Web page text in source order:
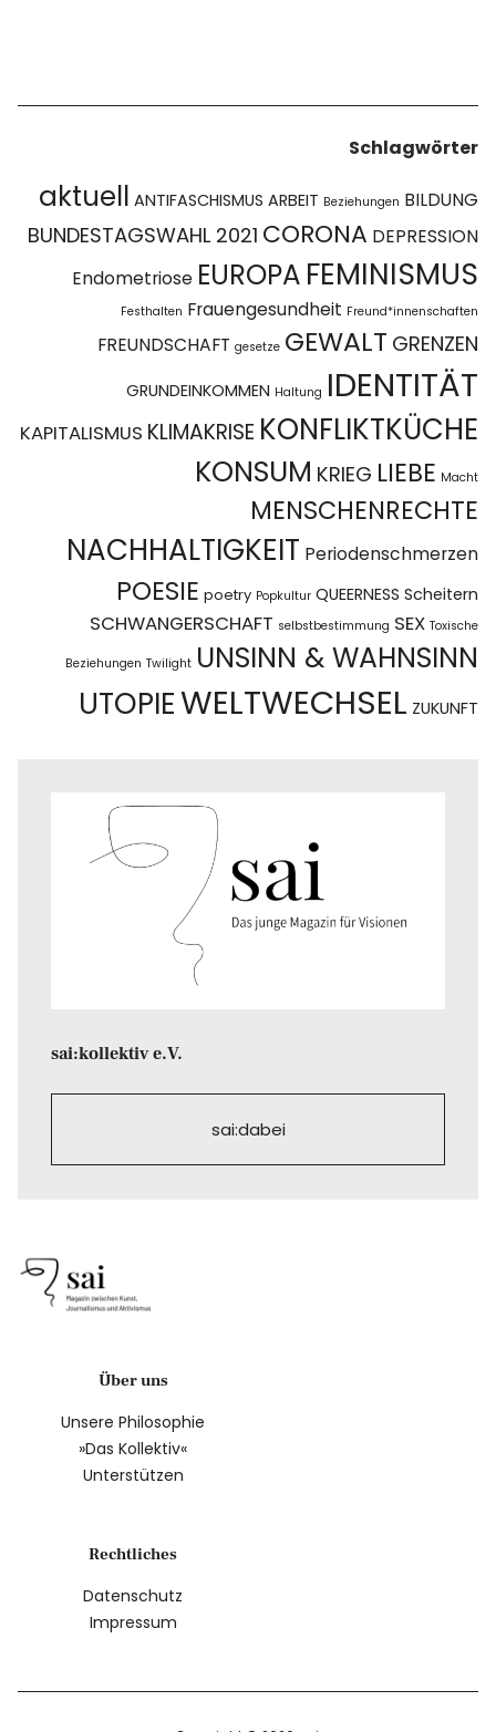
Schlagwörter
aktuell ANTIFASCHISMUS ARBEIT Beziehungen BILDUNG
BUNDESTAGSWAHL 2021 CORONA DEPRESSION
Endometriose EUROPA FEMINISMUS
Festhalten Frauengesundheit Freund*innenschaften
FREUNDSCHAFT gesetze GEWALT GRENZEN
GRUNDEINKOMMEN Haltung IDENTITÄT
KAPITALISMUS KLIMAKRISE KONFLIKTKÜCHE
KONSUM KRIEG LIEBE Macht
MENSCHENRECHTE
NACHHALTIGKEIT Periodenschmerzen
POESIE poetry Popkultur QUEERNESS Scheitern
SCHWANGERSCHAFT selbstbestimmung SEX Toxische
Beziehungen Twilight UNSINN & WAHNSINN
UTOPIEWELTWECHSEL ZUKUNFT
sai:kollektiv e.V.
sai:dabei
Über uns
Unsere Philosophie
»Das Kollektiv«
Unterstützen
Rechtliches
Datenschutz
Impressum